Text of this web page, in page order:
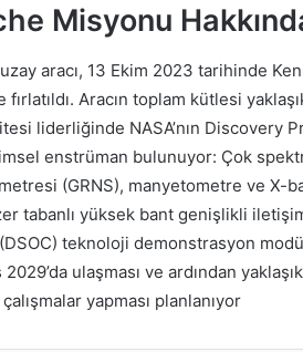
Misyonu
aracı, 13 Ekim 2023 tarihinde
fırlatıldı. Aracın toplam kütlesi
liderliğinde NASA’nın Discovery
enstrüman bulunuyor: Çok
(GRNS), manyetometre ve X-
tabanlı yüksek bant genişlikli
teknoloji demonstrasyon
ulaşması ve ardından
yapması planlanıyor